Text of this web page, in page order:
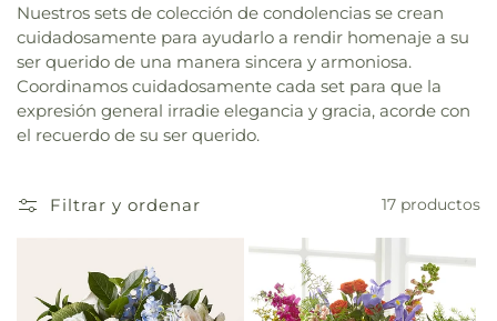
Nuestros sets de colección de condolencias se crean
cuidadosamente para ayudarlo a rendir homenaje a su
ser querido de una manera sincera y armoniosa.
Coordinamos cuidadosamente cada set para que la
expresión general irradie elegancia y gracia, acorde con
el recuerdo de su ser querido.
Filtrar y ordenar 17 productos